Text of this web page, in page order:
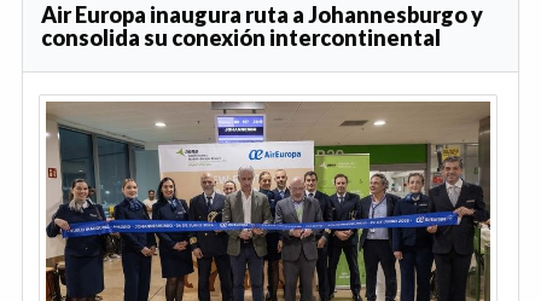
Air Europa inaugura ruta a Johannesburgo y
consolida su conexión intercontinental